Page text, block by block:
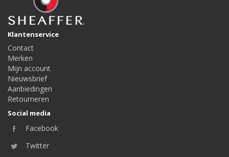
Klantenservice
Contact
Merken
Mijn account
Nieuwsbrief
Aanbiedingen
Retourneren
Social media
Facebook
Twitter